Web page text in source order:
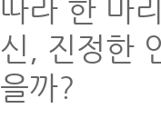
따라 한 마
신, 진정한
을까?